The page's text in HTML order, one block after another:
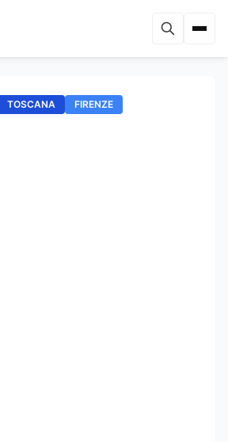
TOSCANA FIRENZE